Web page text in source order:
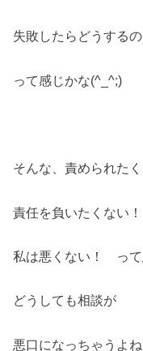
失敗したらどうするの
って感じかな(^_^;)
そんな、責められたく
責任を負いたくない！
私は悪くない！ って
どうしても相談が
悪口になっちゃうよ